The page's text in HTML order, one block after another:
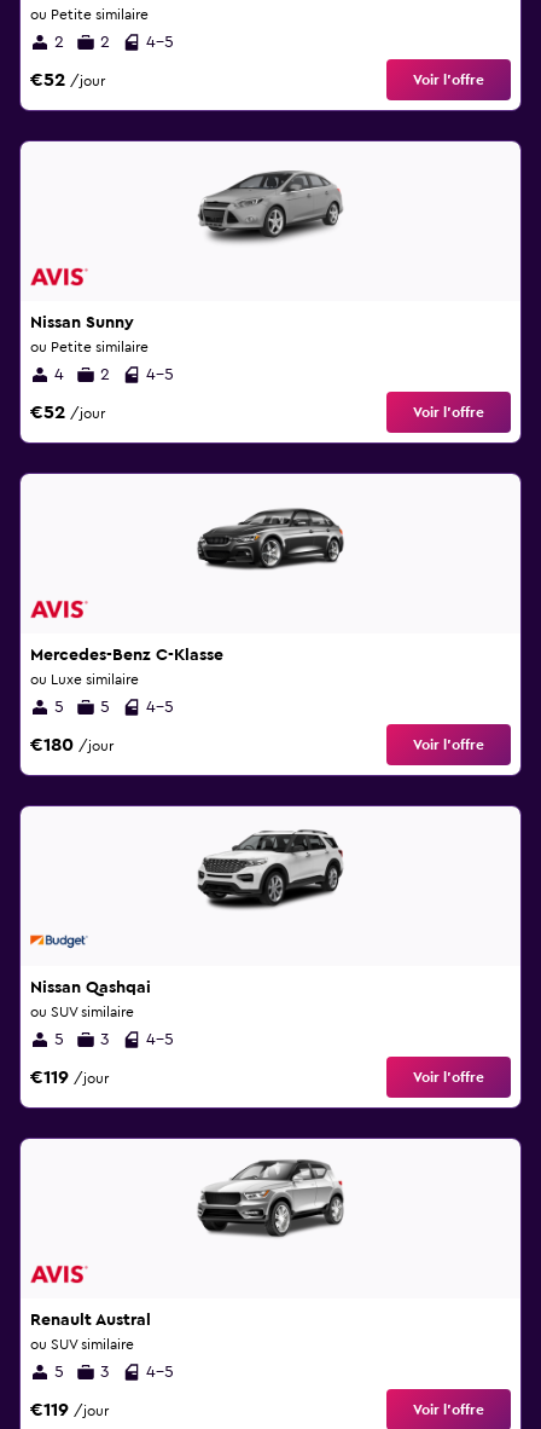
ou Petite similaire
2 2 4-5
€52 /jour Voir l’offre
Nissan Sunny
ou Petite similaire
4 2 4-5
€52 /jour Voir l’offre
Mercedes-Benz C-Klasse
ou Luxe similaire
5 5 4-5
€180 /jour Voir l’offre
Nissan Qashqai
ou SUV similaire
5 3 4-5
€119 /jour Voir l’offre
Renault Austral
ou SUV similaire
5 3 4-5
€119 /jour Voir l’offre